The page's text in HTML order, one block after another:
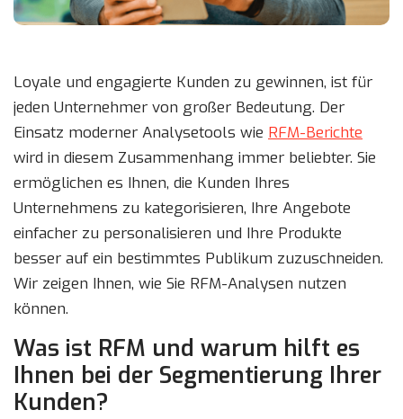
Loyale und engagierte Kunden zu gewinnen, ist für
jeden Unternehmer von großer Bedeutung. Der
Einsatz moderner Analysetools wie RFM-Berichte
wird in diesem Zusammenhang immer beliebter. Sie
ermöglichen es Ihnen, die Kunden Ihres
Unternehmens zu kategorisieren, Ihre Angebote
einfacher zu personalisieren und Ihre Produkte
besser auf ein bestimmtes Publikum zuzuschneiden.
Wir zeigen Ihnen, wie Sie RFM-Analysen nutzen
können.
Was ist RFM und warum hilft es
Ihnen bei der Segmentierung Ihrer
Kunden?